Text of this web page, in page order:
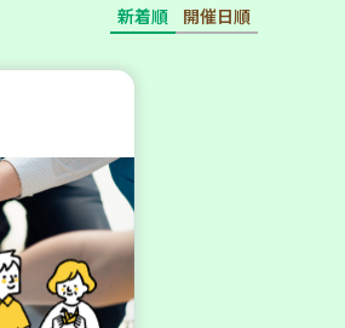
新着順 開催日順